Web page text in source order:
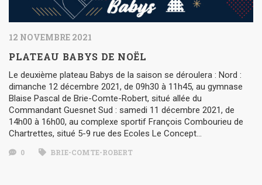
12 NOVEMBRE 2021
PLATEAU BABYS DE NOËL
Le deuxième plateau Babys de la saison se déroulera : Nord :
dimanche 12 décembre 2021, de 09h30 à 11h45, au gymnase
Blaise Pascal de Brie-Comte-Robert, situé allée du
Commandant Guesnet Sud : samedi 11 décembre 2021, de
14h00 à 16h00, au complexe sportif François Combourieu de
Chartrettes, situé 5-9 rue des Ecoles Le Concept…
0 BRIE-COMTE-ROBERT